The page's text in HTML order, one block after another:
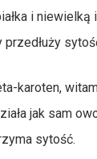
i
karoten,
jak sam
sytość.